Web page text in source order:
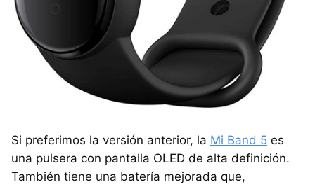
Si preferimos la versión anterior, la Mi Band 5 es
una pulsera con pantalla OLED de alta definición.
También tiene una batería mejorada que,